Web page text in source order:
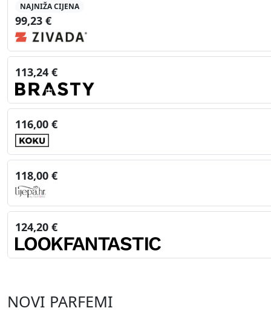
NAJNIŽA CIJENA
99,23 €
113,24 €
116,00 €
118,00 €
124,20 €
NOVI PARFEMI